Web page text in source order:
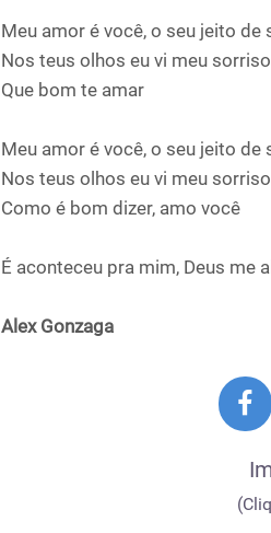
Meu amor é você, o seu jeito de
Nos teus olhos eu vi meu
Que bom te amar
Meu amor é você, o seu jeito de
Nos teus olhos eu vi meu
Como é bom dizer, amo você
É aconteceu pra mim, Deus me
Alex Gonzaga